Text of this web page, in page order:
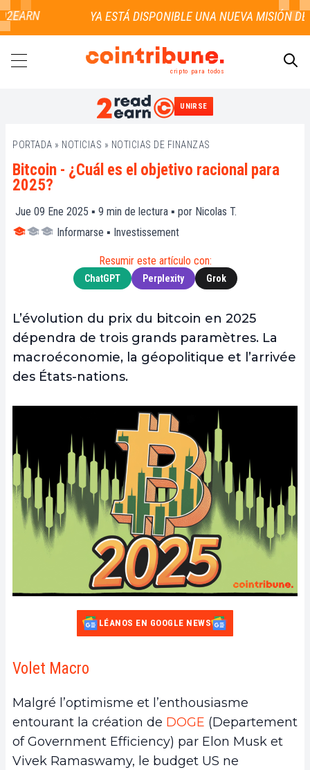
cripto para todos
UNIRSE
PORTADA » NOTICIAS » NOTICIAS DE FINANZAS
Bitcoin - ¿Cuál es el objetivo racional para
2025?
Jue 09 Ene 2025 ▪ 9 min de lectura ▪ por Nicolas T.
Informarse ▪ Investissement
Resumir este artículo con:
ChatGPT Perplexity Grok
L’évolution du prix du bitcoin en 2025
dépendra de trois grands paramètres. La
macroéconomie, la géopolitique et l’arrivée
des États-nations.
LÉANOS EN GOOGLE NEWS
Volet Macro
Malgré l’optimisme et l’enthousiasme
entourant la création de DOGE (Departement
of Government Efficiency) par Elon Musk et
Vivek Ramaswamy, le budget US ne